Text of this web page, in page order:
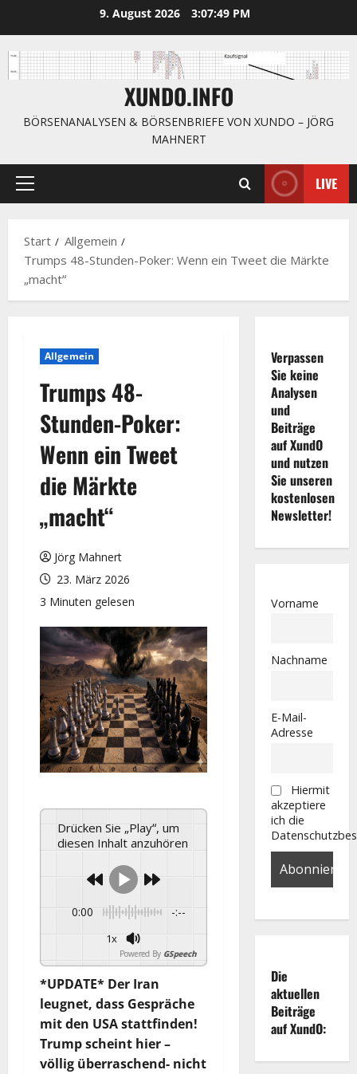
springen
9. August 2026 3:07:50 PM
XUNDO.INFO
BÖRSENANALYSEN & BÖRSENBRIEFE VON XUNDO – JÖRG
MAHNERT
Primäres
LIVE
Start
Allgemein
Trumps 48-Stunden-Poker: Wenn ein Tweet die Märkte
„macht“
Allgemein
Trumps 48-
Stunden-Poker:
Wenn ein Tweet
die Märkte
„macht“
Jörg Mahnert
23. März 2026
3 Minuten gelesen
Drücken Sie „Play“, um
diesen Inhalt anzuhören
0:00 -:--
1x
Powered By GSpeech
*UPDATE* Der Iran
leugnet, dass Gespräche
mit den USA stattfinden!
Trump scheint hier –
völlig überraschend- nicht
Verpassen
Sie keine
Analysen
und
Beiträge
auf XundO
und nutzen
Sie unseren
kostenlosen
Newsletter!
Vorname
Nachname
E-Mail-
Adresse
Hiermit
akzeptiere
ich die
Die
aktuellen
Beiträge
auf XundO: